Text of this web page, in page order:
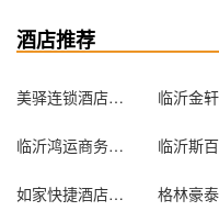
酒店推荐
美驿连锁酒店临沂新华店
临沂鸿运商务宾馆
如家快捷酒店（临沂人民广场新华路店）